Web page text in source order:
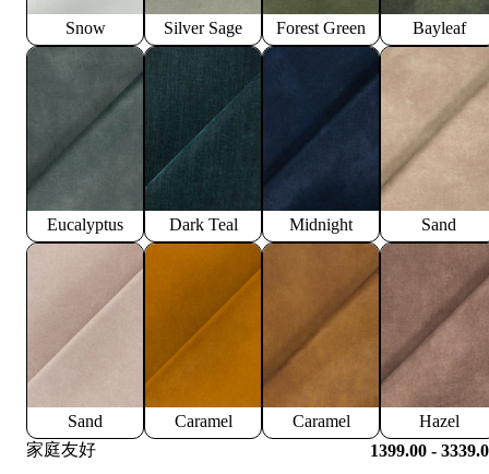
Snow Silver Sage Forest Green Bayleaf
Eucalyptus Dark Teal Midnight Sand
Sand Caramel Caramel
Hazel
家庭友好
1399.00 -